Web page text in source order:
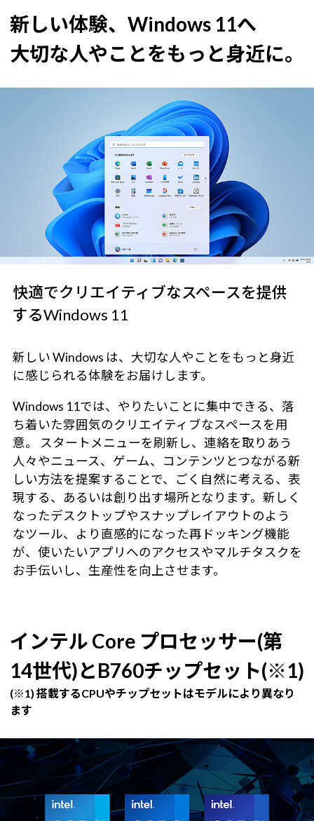
新しい体験、Windows 11へ
大切な人やことをもっと身近に。
快適でクリエイティブなスペースを提供
するWindows 11
新しい Windows は、大切な人やことをもっと身近
に感じられる体験をお届けします。
Windows 11では、やりたいことに集中できる、落
ち着いた雰囲気のクリエイティブなスペースを用
意。 スタートメニューを刷新し、連絡を取りあう
人々やニュース、ゲーム、コンテンツとつながる新
しい方法を提案することで、ごく自然に考える、表
現する、あるいは創り出す場所となります。新しく
なったデスクトップやスナップレイアウトのよう
なツール、より直感的になった再ドッキング機能
が、使いたいアプリへのアクセスやマルチタスクを
お手伝いし、生産性を向上させます。
インテル Core プロセッサー(第
14世代)とB760チップセット(※1)
(※1) 搭載するCPUやチップセットはモデルにより異なり
ます